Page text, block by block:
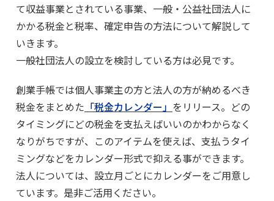
て収益事業とされている事業、一般・公益社団法人に
かかる税金と税率、確定申告の方法について解説して
いきます。
一般社団法人の設立を検討している方は必見です。
創業手帳では個人事業主の方と法人の方が納めるべき
税金をまとめた 「税金カレンダー」 をリリース。どの
タイミングにどの税金を支払えばいいのかわからなく
なりがちですが、このアイテムを使えば、支払うタイ
ミングなどをカレンダー形式で抑える事ができます。
法人については、設立月ごとにカレンダーをご用意し
ています。是非ご活用ください。